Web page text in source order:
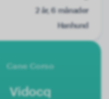
2 år, 6 månader
Hanhund
Cane Corso
Vidocq